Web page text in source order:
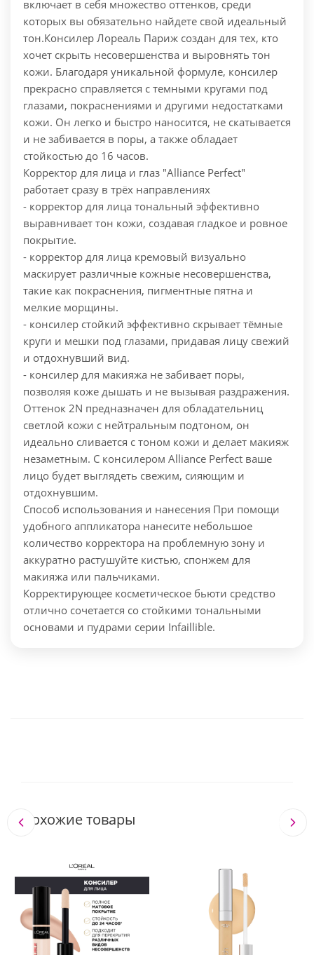
включает в себя множество оттенков, среди
которых вы обязательно найдете свой идеальный
тон.Консилер Лореаль Париж создан для тех, кто
хочет скрыть несовершенства и выровнять тон
кожи. Благодаря уникальной формуле, консилер
прекрасно справляется с темными кругами под
глазами, покраснениями и другими недостатками
кожи. Он легко и быстро наносится, не скатывается
и не забивается в поры, а также обладает
стойкостью до 16 часов.
Корректор для лица и глаз "Alliance Perfect"
работает сразу в трёх направлениях
- корректор для лица тональный эффективно
выравнивает тон кожи, создавая гладкое и ровное
покрытие.
- корректор для лица кремовый визуально
маскирует различные кожные несовершенства,
такие как покраснения, пигментные пятна и
мелкие морщины.
- консилер стойкий эффективно скрывает тёмные
круги и мешки под глазами, придавая лицу свежий
и отдохнувший вид.
- консилер для макияжа не забивает поры,
позволяя коже дышать и не вызывая раздражения.
Оттенок 2N предназначен для обладательниц
светлой кожи с нейтральным подтоном, он
идеально сливается с тоном кожи и делает макияж
незаметным. С консилером Alliance Perfect ваше
лицо будет выглядеть свежим, сияющим и
отдохнувшим.
Способ использования и нанесения При помощи
удобного аппликатора нанесите небольшое
количество корректора на проблемную зону и
аккуратно растушуйте кистью, спонжем для
макияжа или пальчиками.
Корректирующее косметическое бьюти средство
отлично сочетается со стойкими тональными
основами и пудрами серии Infaillible.
Похожие товары